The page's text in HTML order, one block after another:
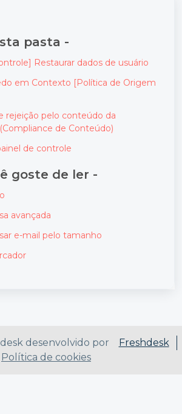
pasta -
Restaurar dados de usuário
em Contexto [Política de Origem
rejeição pelo conteúdo da
de Conteúdo)
de controle
goste de ler -
avançada
e-mail pelo tamanho
desenvolvido por
Freshdesk
Política de cookies